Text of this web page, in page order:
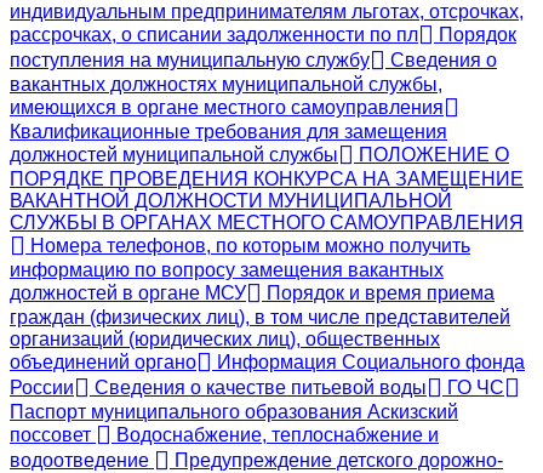
индивидуальным предпринимателям льготах, отсрочках,
рассрочках, о списании задолженности по пл
Порядок
поступления на муниципальную службу
Сведения о
вакантных должностях муниципальной службы,
имеющихся в органе местного самоуправления
Квалификационные требования для замещения
должностей муниципальной службы
ПОЛОЖЕНИЕ О
ПОРЯДКЕ ПРОВЕДЕНИЯ КОНКУРСА НА ЗАМЕЩЕНИЕ
ВАКАНТНОЙ ДОЛЖНОСТИ МУНИЦИПАЛЬНОЙ
СЛУЖБЫ В ОРГАНАХ МЕСТНОГО САМОУПРАВЛЕНИЯ
Номера телефонов, по которым можно получить
информацию по вопросу замещения вакантных
должностей в органе МСУ
Порядок и время приема
граждан (физических лиц), в том числе представителей
организаций (юридических лиц), общественных
объединений органо
Информация Социального фонда
России
Сведения о качестве питьевой воды
ГО ЧС
Паспорт муниципального образования Аскизский
поссовет
Водоснабжение, теплоснабжение и
водоотведение
Предупреждение детского дорожно-